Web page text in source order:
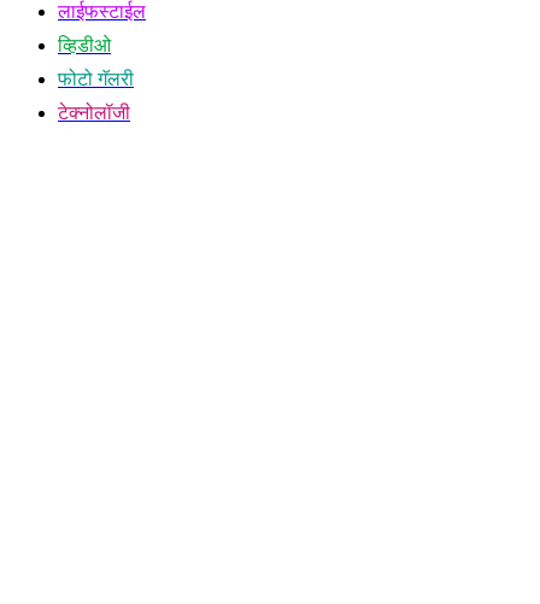
लाईफस्टाईल
व्हिडीओ
फोटो गॅलरी
टेक्नोलॉजी